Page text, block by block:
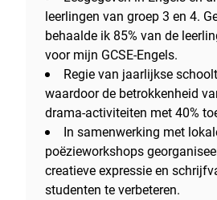
leerlingen van groep 3 en 4.
behaalde ik 85% van de
voor mijn GCSE-Engels.
Regie van jaarlijkse
waardoor de betrokkenheid
drama-activiteiten met 40%
In samenwerking met
poëzieworkshops
creatieve expressie en
studenten te verbeteren.